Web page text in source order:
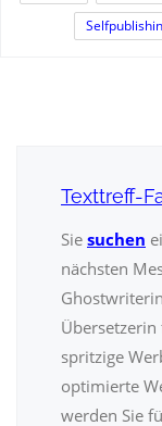
Texttreff-
Sie suchen
nächsten
spritzige
optimierte
werden Sie